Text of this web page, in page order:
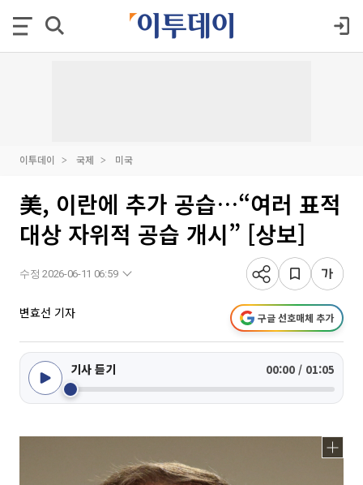
이투데이 국제 미국
美, 이란에 추가 공습…“여러 표적
대상 자위적 공습 개시” [상보]
수정 2026-06-11 06:59
변효선 기자 구글 선호매체 추가
기사 듣기 00:00 / 01:05